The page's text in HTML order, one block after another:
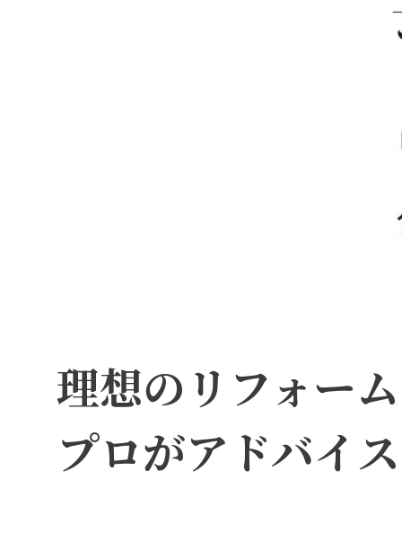
理想のリフォー
プロがアドバイ